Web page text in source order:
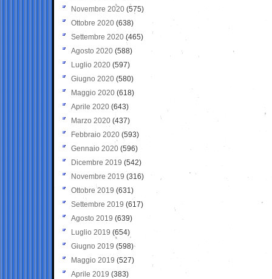
Novembre 2020 (575)
Ottobre 2020 (638)
Settembre 2020(465)
Agosto 2020 (588)
Luglio 2020 (597)
Giugno 2020 (580)
Maggio 2020 (618)
Aprile 2020 (643)
Marzo 2020 (437)
Febbraio 2020 (593)
Gennaio 2020 (596)
Dicembre 2019 (542)
Novembre 2019 (316)
Ottobre 2019 (631)
Settembre 2019 (617)
Agosto 2019 (639)
Luglio 2019 (654)
Giugno 2019 (598)
Maggio 2019 (527)
Aprile 2019 (383)